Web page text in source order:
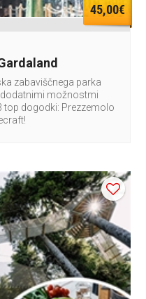
45,00€
zabaviščnega parka
možnostmi
top dogodki: Prezzemolo